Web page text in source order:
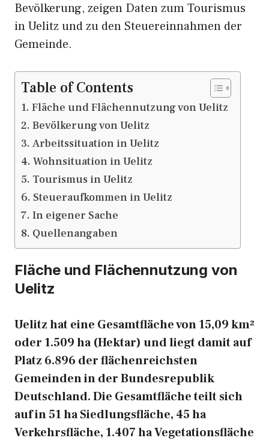
Bevölkerung, zeigen Daten zum Tourismus
in Uelitz und zu den Steuereinnahmen der
Gemeinde.
Table of Contents
Fläche und Flächennutzung von Uelitz
Bevölkerung von Uelitz
Arbeitssituation in Uelitz
Wohnsituation in Uelitz
Tourismus in Uelitz
Steueraufkommen in Uelitz
In eigener Sache
Quellenangaben
Fläche und Flächennutzung von
Uelitz
Uelitz hat eine Gesamtfläche von 15,09 km²
oder 1.509 ha (Hektar) und liegt damit auf
Platz 6.896 der flächenreichsten
Gemeinden in der Bundesrepublik
Deutschland. Die Gesamtfläche teilt sich
auf in 51 ha Siedlungsfläche, 45 ha
Verkehrsfläche, 1.407 ha Vegetationsfläche